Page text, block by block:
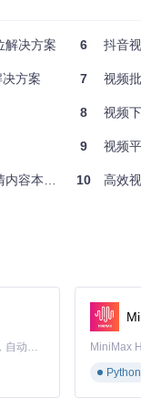
使用该工具批量获
解决方案
方案
化方案
6 抖音
7 视频
8 视频
9 视频平
10 高效
Claude Code 的开源替代方案。连接任意大模型，编辑代码，运行命令，自动验证 — 全自动执行。用 Rust 构建，极致性能。 ｜ An open-source alternative to Claude Code. Connect any LLM, edit code, run commands, and verify changes — autonomously. Built in Rust for speed. Get Started
Python